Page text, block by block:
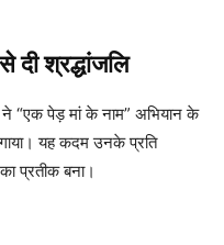
दी श्रद्धांजलि
ने “एक पेड़ मां के नाम” अभियान के
यह कदम उनके प्रति
प्रतीक बना।